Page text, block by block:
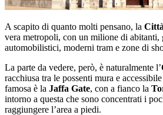
A scapito di quanto molti pensano, la
vera metropoli, con un milione di abitanti,
automobilistici, moderni tram e zone di
La parte da vedere, però, è naturalmente l’
racchiusa tra le possenti mura e
famosa è la Jaffa Gate, con a fianco la
intorno a questa che sono concentrati i
raggiungere l’area a piedi.